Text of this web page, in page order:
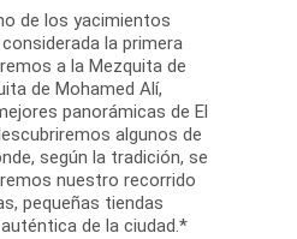
de los yacimientos
la primera
a la Mezquita de
de Mohamed Alí,
panorámicas de El
algunos de
según la tradición, se
nuestro recorrido
pequeñas tiendas
de la ciudad.*